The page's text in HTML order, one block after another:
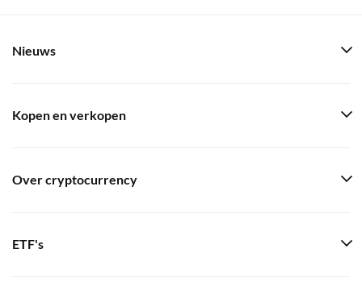
Nieuws
Kopen en verkopen
Over cryptocurrency
ETF's